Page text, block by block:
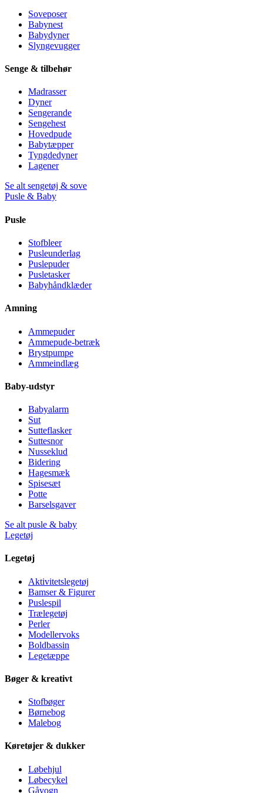
Soveposer
Babynest
Babydyner
Slyngevugger
Senge & tilbehør
Madrasser
Dyner
Sengerande
Sengehest
Hovedpude
Babytæpper
Tyngdedyner
Lagener
Se alt sengetøj & sove
Pusle & Baby
Pusle
Stofbleer
Pusleunderlag
Puslepuder
Pusletasker
Babyhåndklæder
Amning
Ammepuder
Ammepude-betræk
Brystpumpe
Ammeindlæg
Baby-udstyr
Babyalarm
Sut
Sutteflasker
Suttesnor
Nusseklud
Bidering
Hagesmæk
Spisesæt
Potte
Barselsgaver
Se alt pusle & baby
Legetøj
Legetøj
Aktivitetslegetøj
Bamser & Figurer
Puslespil
Trælegetøj
Perler
Modellervoks
Boldbassin
Legetæppe
Bøger & kreativt
Stofbøger
Børnebog
Malebog
Køretøjer & dukker
Løbehjul
Løbecykel
Gåvogn